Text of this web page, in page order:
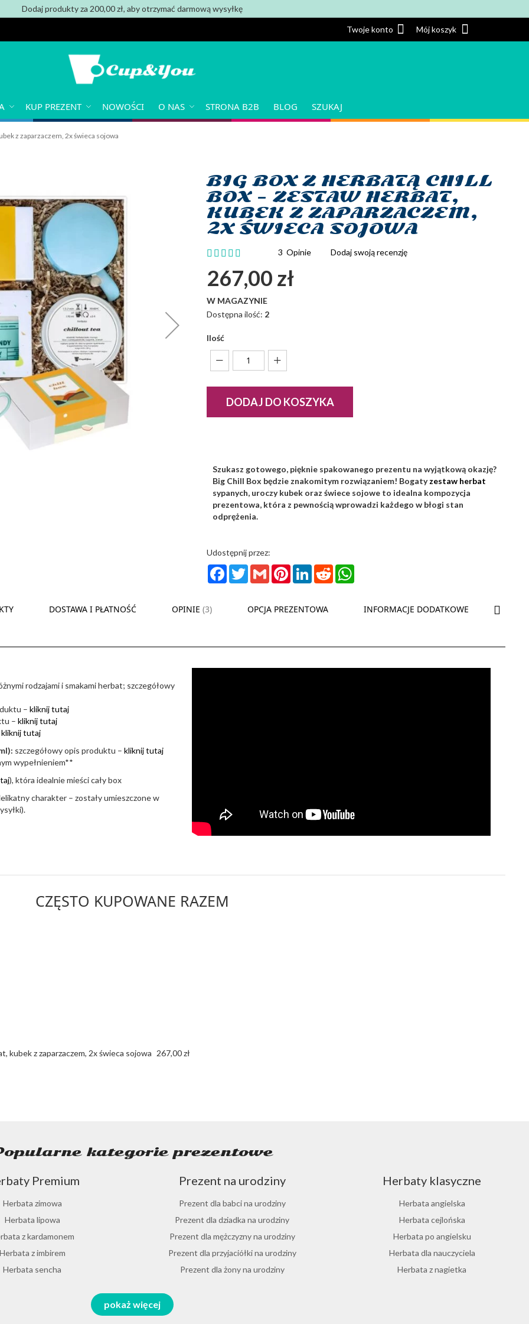
Dodaj produkty za 200,00 zł, aby otrzymać darmową wysyłkę
Twoje konto
Twoje konto Mój koszyk
KUP PREZENT NOWOŚCI O NAS STRONA B2B BLOG SZUKAJ
z zaparzaczem, 2x świeca sojowa
BIG BOX Z HERBATĄ CHILL
BOX – ZESTAW HERBAT,
KUBEK Z ZAPARZACZEM,
2X ŚWIECA SOJOWA
Ocena:
3 Opinie Dodaj swoją recenzję
267,00 zł
W MAGAZYNIE
Dostępna ilość: 2
Ilość
DODAJ DO KOSZYKA
Szukasz gotowego, pięknie spakowanego prezentu na wyjątkową okazję?
Big Chill Box będzie znakomitym rozwiązaniem! Bogatyzestaw herbat
sypanych, uroczy kubek oraz świece sojowe to idealna kompozycja
prezentowa, która z pewnością wprowadzi każdego w błogi stan
odprężenia.
Udostępnij przez:
FacebookTwitterGmail PinterestLinkedInReddit
DOSTAWA I PŁATNOŚĆ OPINIE 3 OPCJA PREZENTOWA INFORMACJE DODATKOWE
rodzajami i smakami herbat; szczegółowy
–kliknij tutaj
–kliknij tutaj
kliknij tutaj
szczegółowy opis produktu –kliknij tutaj
wypełnieniem**
), która idealnie mieści cały box
charakter – zostały umieszczone w
CZĘSTO KUPOWANE RAZEM
kubek z zaparzaczem, 2x świeca sojowa 267,00 zł
kategorie prezentowe
Premium
Herbata zimowa
Herbata lipowa
z kardamonem
Herbata z imbirem
Herbata sencha
Prezent na urodziny
Prezent dla babci na urodziny
Prezent dla dziadka na urodziny
Prezent dla mężczyzny na urodziny
Prezent dla przyjaciółki na urodziny
Prezent dla żony na urodziny
Prezent dla dziewczyny na urodziny
Herbaty klasyczne
Herbata angielska
Herbata cejlońska
Herbata po angielsku
Herbata dla nauczyciela
Herbata z nagietka
pokaż więcej